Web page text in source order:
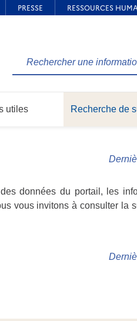
Rechercher
le
utiles Recherche de
données du portail, les
vous invitons à consulter la